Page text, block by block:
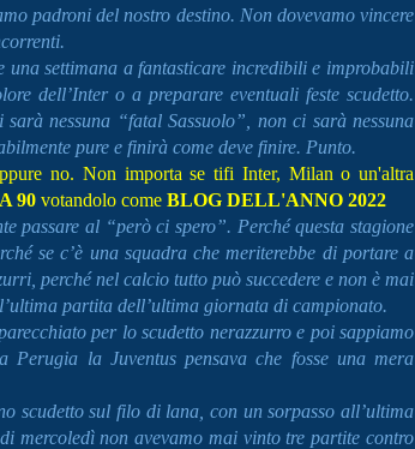
padroni del nostro destino. Non dovevamo vincere
settimana a fantasticare incredibili e improbabili
dell’Inter o a preparare eventuali feste scudetto.
nessuna “fatal Sassuolo”, non ci sarà nessuna
pure e finirà come deve finire. Punto.
no. Non importa se tifi Inter, Milan o un'altra
90 votandolo come BLOG DELL'ANNO 2022
passare al “però ci spero”. Perché questa stagione
se c’è una squadra che meriterebbe di portare a
perché nel calcio tutto può succedere e non è mai
partita dell’ultima giornata di campionato.
per lo scudetto nerazzurro e poi sappiamo
la Juventus pensava che fosse una mera
scudetto sul filo di lana, con un sorpasso all’ultima
mercoledì non avevamo mai vinto tre partite contro